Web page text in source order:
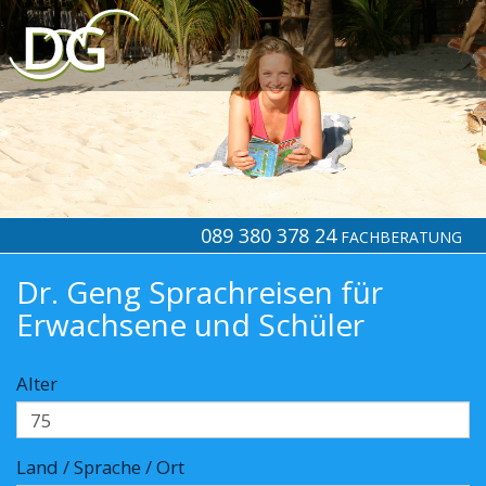
089 380 378 24 FACHBERATUNG
Dr. Geng Sprachreisen für
Erwachsene und Schüler
Alter
Land / Sprache / Ort